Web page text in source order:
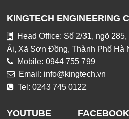
KINGTECH ENGINEERING
Head Office: Số 2/31, ngõ
Ái, Xã Sơn Đồng, Thành Phố Hà
Mobile: 0944 755 799
Email: info@kingtech.vn
Tel: 0243 745 0122
YOUTUBE FACEBOOK